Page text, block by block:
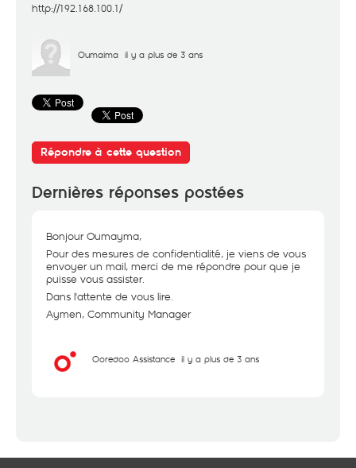
http://192.168.100.1/
Oumaima il y a plus de 3 ans
Répondre à cette question
Dernières réponses postées
Bonjour Oumayma,
Pour des mesures de confidentialité, je viens de vous
envoyer un mail, merci de me répondre pour que je
puisse vous assister.
Dans l'attente de vous lire.
Aymen, Community Manager
Ooredoo Assistance il y a plus de 3 ans